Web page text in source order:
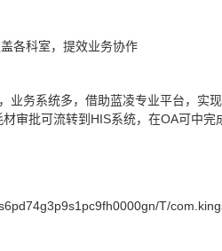
各科室，提效业务协作
业务系统多，借助蓝凌专业平台，实
审批可流转到HIS系统，在OA可中